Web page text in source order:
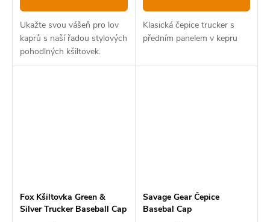
Ukažte svou vášeň pro lov
kaprů s naší řadou stylových
pohodlných kšiltovek.
Klasická čepice trucker s
předním panelem v kepru
Fox Kšiltovka Green &
Silver Trucker Baseball Cap
Savage Gear Čepice
Basebal Cap